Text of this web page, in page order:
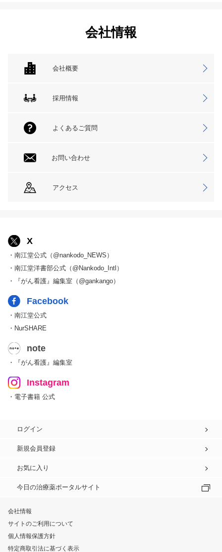
会社情報
会社概要
採用情報
よくあるご質問
お問い合わせ
アクセス
X
・南江堂公式（@nankodo_NEWS）
・南江堂洋書部公式（@Nankodo_Intl）
・『がん看護』編集室（@gankango）
Facebook
・南江堂公式
・NurSHARE
note
・『がん看護』編集室
Instagram
・電子書籍 公式
ログイン
新規会員登録
お気に入り
今日の治療薬ポータルサイト
会社情報
サイトのご利用について
個人情報保護方針
特定商取引法に基づく表示